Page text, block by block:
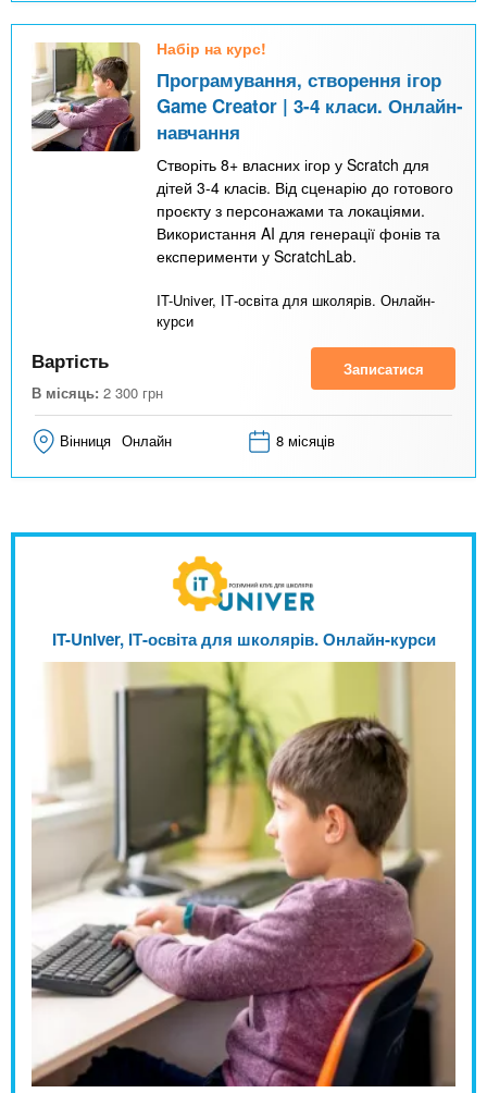
Набір на курс!
Програмування, створення ігор
Game Creator | 3-4 класи. Онлайн-
навчання
Створіть 8+ власних ігор у Scratch для
дітей 3-4 класів. Від сценарію до готового
проєкту з персонажами та локаціями.
Використання AI для генерації фонів та
експерименти у ScratchLab.
IT-Univer, ІТ-освіта для школярів. Онлайн-
курси
Вартість
В місяць: 2 300 грн
Записатися
Вінниця Онлайн 8 місяців
IT-Univer, ІТ-освіта для школярів. Онлайн-курси